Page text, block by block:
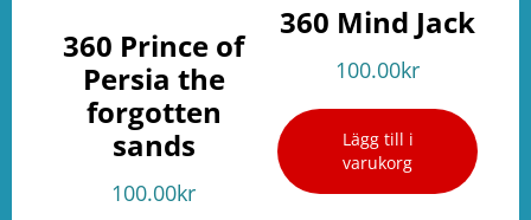
360 Prince of
Persia the
forgotten
sands
100.00kr
360 Mind Jack
100.00kr
Lägg till i
varukorg